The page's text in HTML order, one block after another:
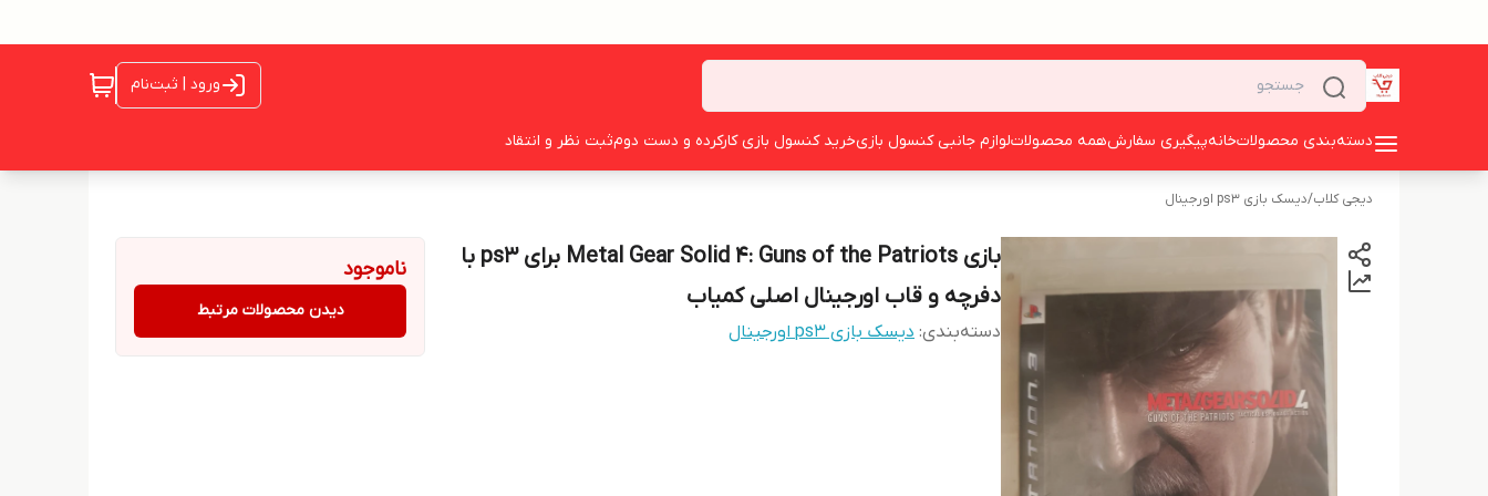
ورود | ثبت‌نام
دسته‌بندی محصولاتخانهپیگیری سفارشهمه محصولاتلوازم جانبی کنسول بازیخرید کنسول بازی کارکرده و دست دومثبت نظر و انتقاد
دیجی کلاب/دیسک بازی ps3 اورجینال
بازی Metal Gear Solid 4: Guns of the Patriots برای ps3 با
دفرچه و قاب اورجینال اصلی کمیاب
دسته‌بندی: دیسک بازی ps3 اورجینال
ناموجود
دیدن محصولات مرتبط